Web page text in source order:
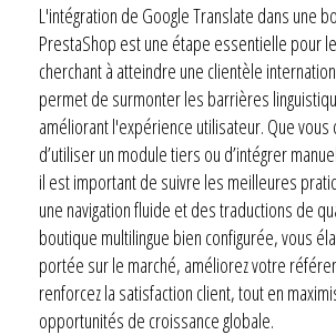
L'intégration de Google Translate dans une
PrestaShop est une étape essentielle pour
cherchant à atteindre une clientèle
permet de surmonter les barrières
améliorant l'expérience utilisateur. Que vous
d’utiliser un module tiers ou d’intégrer
il est important de suivre les meilleures
une navigation fluide et des traductions de
boutique multilingue bien configurée, vous
portée sur le marché, améliorez votre
renforcez la satisfaction client, tout en
opportunités de croissance globale.